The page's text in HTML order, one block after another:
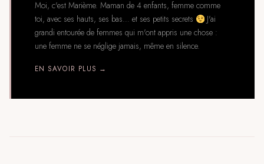
Moi, c'est Marième. Maman de 4 enfants, femme comme
toi, avec ses hauts, ses bas… et ses petits secrets
J'ai
grandi entourée de femmes qui m'ont appris une chose :
une femme ne se néglige jamais, même en silence.
EN SAVOIR PLUS →